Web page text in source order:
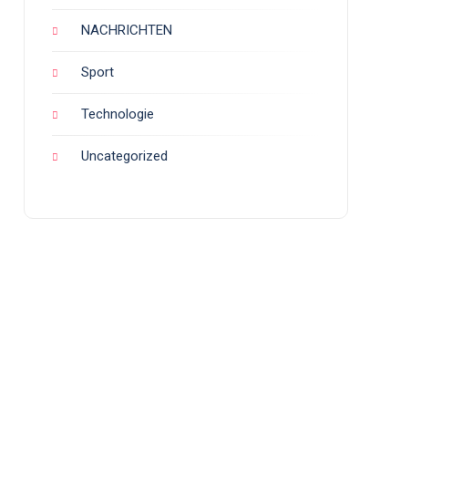
NACHRICHTEN
Sport
Technologie
Uncategorized